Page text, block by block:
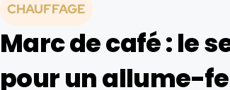
CHAUFFAGE
Marc de café : le
pour un allume-